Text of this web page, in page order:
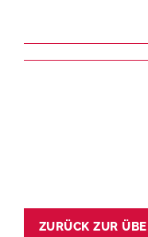
ZURÜCK ZUR